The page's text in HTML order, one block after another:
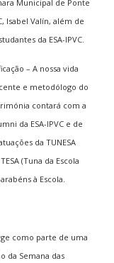
Municipal de Ponte
Isabel Valín, além de
da ESA-IPVC.
– A nossa vida
e metodólogo do
contará com a
da ESA-IPVC e de
da TUNESA
(Tuna da Escola
à Escola.
como parte de uma
da Semana das